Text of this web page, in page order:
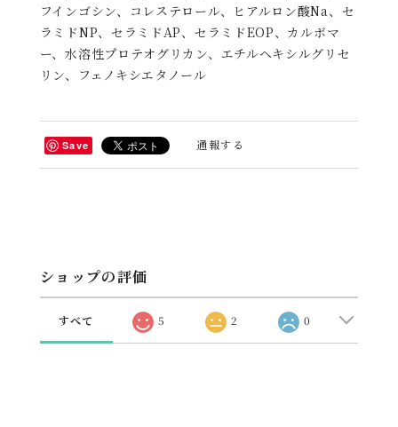
フインゴシン、コレステロール、ヒアルロン酸Na、セ
ラミドNP、セラミドAP、セラミドEOP、カルボマ
ー、水溶性プロテオグリカン、エチルヘキシルグリセ
リン、フェノキシエタノール
Save 通報する
ショップの評価
すべて 5 2 0